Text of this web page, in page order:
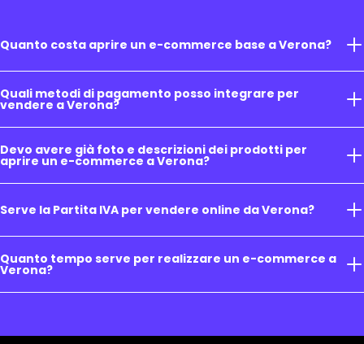
Quanto costa aprire un e-commerce base a Verona?
Quali metodi di pagamento posso integrare per
vendere a Verona?
Devo avere già foto e descrizioni dei prodotti per
aprire un e-commerce a Verona?
Serve la Partita IVA per vendere online da Verona?
Quanto tempo serve per realizzare un e-commerce a
Verona?